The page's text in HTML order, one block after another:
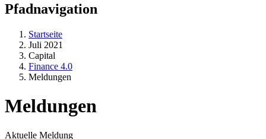
Pfadnavigation
Startseite
Juli 2021
Capital
Finance 4.0
Meldungen
Meldungen
Aktuelle Meldung